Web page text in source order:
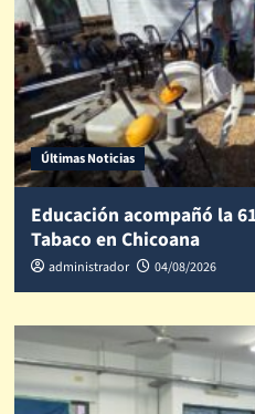
Últimas Noticias
Educación acompañó la
Tabaco en Chicoana
administrador 04/08/2026